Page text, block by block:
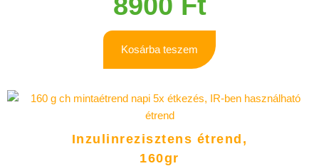
Kosárba teszem
Inzulinrezisztens étrend,
160gr